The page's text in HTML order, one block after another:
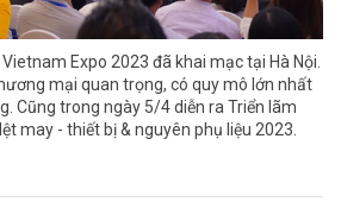
Expo 2023 đã khai mạc tại Hà Nội.
mại quan trọng, có quy mô lớn nhất
Cũng trong ngày 5/4 diễn ra Triển lãm
may - thiết bị & nguyên phụ liệu 2023.